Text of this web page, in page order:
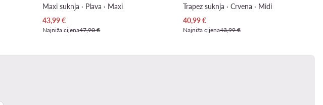
Maxi suknja · Plava · Maxi
Trenutna cijena
43,99€
Najniža cijena47,90 €
Trapez suknja · Crvena · Midi
Trenutna cijena
40,99€
Najniža cijena43,99 €